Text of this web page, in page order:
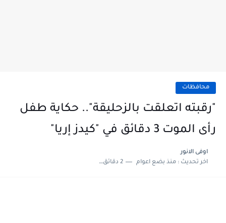
محافظات
"رقبته اتعلقت بالزحليقة".. حكاية طفل
رأى الموت 3 دقائق في "كيدز إريا"
اوفى الانور
اخر تحديث :منذ بضع اعوام 2 دقائق للقراءة